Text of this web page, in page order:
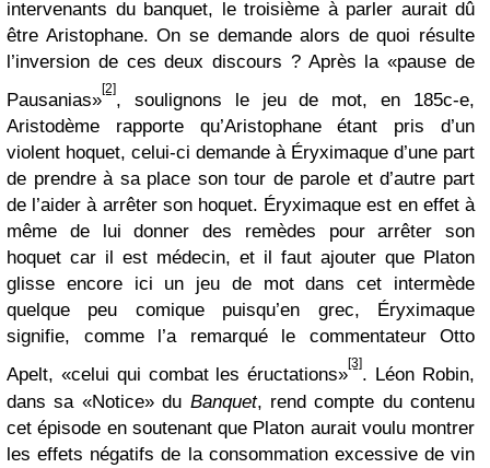
intervenants du banquet, le troisième à parler aurait dû
être Aristophane. On se demande alors de quoi résulte
l’inversion de ces deux discours ? Après la «pause de
Pausanias»
[2]
, soulignons le jeu de mot, en 185c-e,
Aristodème rapporte qu’Aristophane étant pris d’un
violent hoquet, celui-ci demande à Éryximaque d’une part
de prendre à sa place son tour de parole et d’autre part
de l’aider à arrêter son hoquet. Éryximaque est en effet à
même de lui donner des remèdes pour arrêter son
hoquet car il est médecin, et il faut ajouter que Platon
glisse encore ici un jeu de mot dans cet intermède
quelque peu comique puisqu’en grec, Éryximaque
signifie, comme l’a remarqué le commentateur Otto
Apelt, «celui qui combat les éructations»
[3]
. Léon Robin,
dans sa «Notice» du Banquet, rend compte du contenu
cet épisode en soutenant que Platon aurait voulu montrer
les effets négatifs de la consommation excessive de vin